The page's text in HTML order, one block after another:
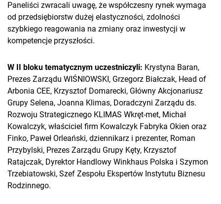
Paneliści zwracali uwagę, że współczesny rynek wymaga
od przedsiębiorstw dużej elastyczności, zdolności
szybkiego reagowania na zmiany oraz inwestycji w
kompetencje przyszłości.
W II bloku tematycznym uczestniczyli: Krystyna Baran,
Prezes Zarządu WIŚNIOWSKI, Grzegorz Białczak, Head of
Arbonia CEE, Krzysztof Domarecki, Główny Akcjonariusz
Grupy Selena, Joanna Klimas, Doradczyni Zarządu ds.
Rozwoju Strategicznego KLIMAS Wkręt-met, Michał
Kowalczyk, właściciel firm Kowalczyk Fabryka Okien oraz
Finko, Paweł Orleański, dziennikarz i prezenter, Roman
Przybylski, Prezes Zarządu Grupy Kęty, Krzysztof
Ratajczak, Dyrektor Handlowy Winkhaus Polska i Szymon
Trzebiatowski, Szef Zespołu Ekspertów Instytutu Biznesu
Rodzinnego.